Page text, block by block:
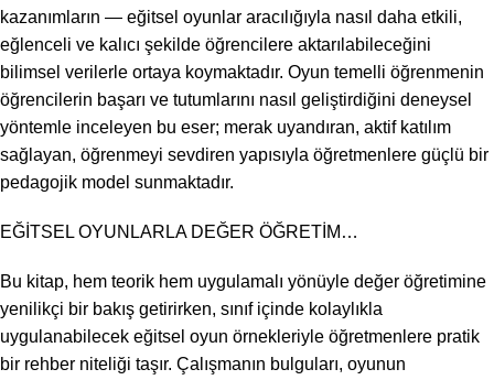
kazanımların — eğitsel oyunlar aracılığıyla nasıl daha etkili,
eğlenceli ve kalıcı şekilde öğrencilere aktarılabileceğini
bilimsel verilerle ortaya koymaktadır. Oyun temelli öğrenmenin
öğrencilerin başarı ve tutumlarını nasıl geliştirdiğini deneysel
yöntemle inceleyen bu eser; merak uyandıran, aktif katılım
sağlayan, öğrenmeyi sevdiren yapısıyla öğretmenlere güçlü bir
pedagojik model sunmaktadır.
EĞİTSEL OYUNLARLA DEĞER ÖĞRETİM…
Bu kitap, hem teorik hem uygulamalı yönüyle değer öğretimine
yenilikçi bir bakış getirirken, sınıf içinde kolaylıkla
uygulanabilecek eğitsel oyun örnekleriyle öğretmenlere pratik
bir rehber niteliği taşır. Çalışmanın bulguları, oyunun